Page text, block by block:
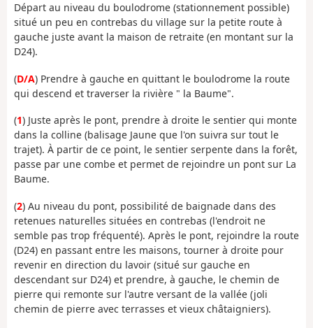
Départ au niveau du boulodrome (stationnement possible)
situé un peu en contrebas du village sur la petite route à
gauche juste avant la maison de retraite (en montant sur la
D24).
(D/A) Prendre à gauche en quittant le boulodrome la route
qui descend et traverser la rivière " la Baume".
(1) Juste après le pont, prendre à droite le sentier qui monte
dans la colline (balisage Jaune que l'on suivra sur tout le
trajet). À partir de ce point, le sentier serpente dans la forêt,
passe par une combe et permet de rejoindre un pont sur La
Baume.
(2) Au niveau du pont, possibilité de baignade dans des
retenues naturelles situées en contrebas (l'endroit ne
semble pas trop fréquenté). Après le pont, rejoindre la route
(D24) en passant entre les maisons, tourner à droite pour
revenir en direction du lavoir (situé sur gauche en
descendant sur D24) et prendre, à gauche, le chemin de
pierre qui remonte sur l'autre versant de la vallée (joli
chemin de pierre avec terrasses et vieux châtaigniers).